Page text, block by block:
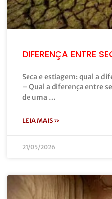
DIFERENÇA ENTRE
Seca e estiagem: qual a
– Qual a diferença entre
de uma …
LEIA MAIS »
21/05/2026